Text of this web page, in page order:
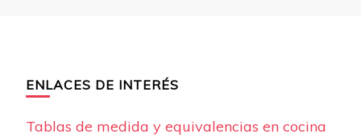
ENLACES DE INTERÉS
Tablas de medida y equivalencias en cocina